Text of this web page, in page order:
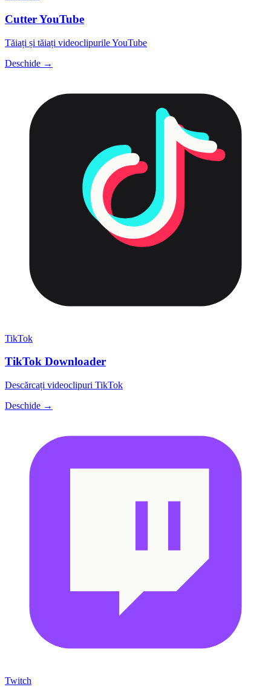
Cutter YouTube
Tăiați și tăiați videoclipurile YouTube
Deschide →
TikTok
TikTok Downloader
Descărcați videoclipuri TikTok
Deschide →
Twitch